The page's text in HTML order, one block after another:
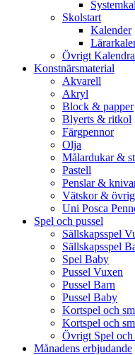
Skolstart
Kalender
Övrigt
Konstnärsmaterial
Akvarell
Akryl
Block & papper
Blyerts & ritkol
Färgpennor
Olja
Målardukar &
Pastell
Penslar &
Vätskor &
Uni Posca
Spel och pussel
Sällskapsspel
Sällskapsspel
Spel Baby
Pussel Vuxen
Pussel Barn
Pussel Baby
Kortspel och
Kortspel och
Övrigt Spel och
Månadens erbjudande